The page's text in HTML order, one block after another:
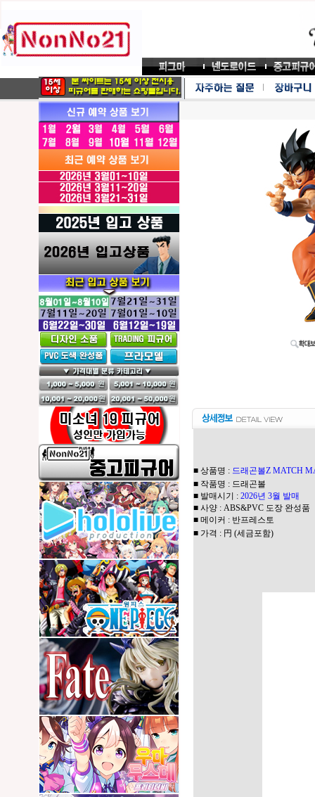
■ 상품명 : 드래곤볼Z MATCH
■ 작품명 : 드래곤볼
■ 발매시기 : 2026년 3월 발매
■ 사양 : ABS&PVC 도장 완성품
■ 메이커 : 반프레스토
■ 가격 : 円 (세금포함)